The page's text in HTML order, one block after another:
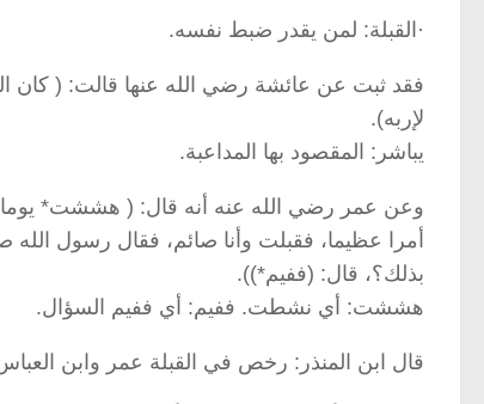
·القبلة: لمن يقدر ضبط نفسه.
فقد ثبت عن عائشة رضي الله عنها قالت: ( كان
لإربه).
يباشر: المقصود بها المداعبة.
وعن عمر رضي الله عنه أنه قال: ( هششت* يوما،
أمرا عظيما، فقبلت وأنا صائم، فقال رسول
بذلك؟، قال: (ففيم*)).
هششت: أي نشطت. ففيم: أي ففيم السؤال.
قال ابن المنذر: رخص في القبلة عمر وابن